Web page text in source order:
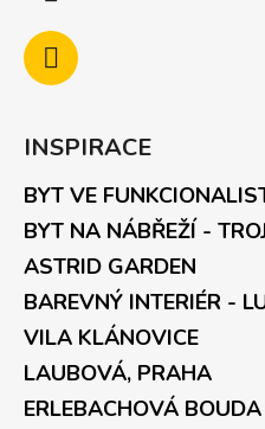
INSPIRACE
BYT VE
BYT NA NÁBŘEŽÍ -
ASTRID GARDEN
BAREVNÝ INTERIÉR -
VILA KLÁNOVICE
LAUBOVÁ, PRAHA
ERLEBACHOVÁ BOUDA